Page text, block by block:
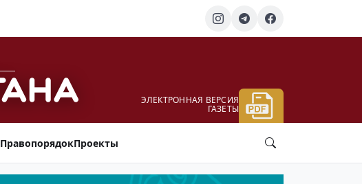
ЭЛЕКТРОННАЯ ВЕРСИЯ
ГАЗЕТЫ
ПравопорядокПроекты